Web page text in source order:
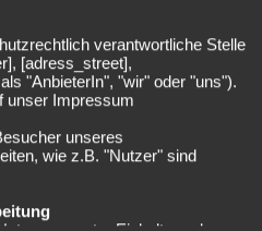
Mamadou
– O. Fink,
– Hazard, F.
verantwortliche Stelle
[adress_street],
"AnbieterIn", "wir" oder "uns").
unser Impressum
unseres
wie z.B. "Nutzer" sind